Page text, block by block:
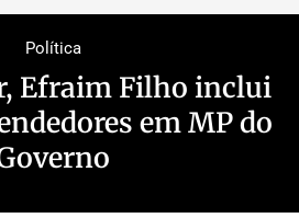
Política
Efraim Filho inclui
em MP do